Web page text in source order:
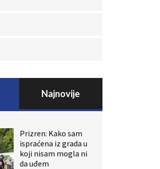
Najnovije
Prizren: Kako sam
ispraćena iz grada u
koji nisam mogla ni
da uđem